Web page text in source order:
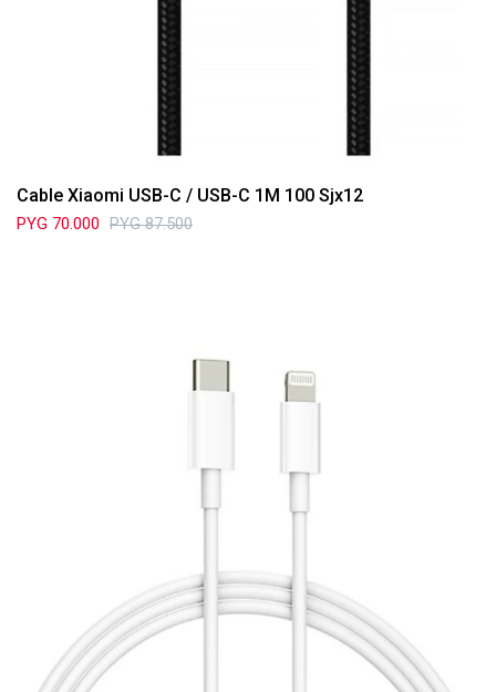
Cable Xiaomi USB-C / USB-C 1M 100 Sjx12
PYG 70.000 PYG 87.500